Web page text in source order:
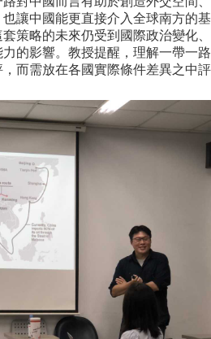
讓中國能更直接介入全球南方的基
策略的未來仍受到國際政治變化、
的影響。教授提醒，理解一帶一路
而需放在各國實際條件差異之中評